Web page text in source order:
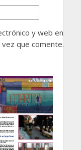
y web en
que comente.